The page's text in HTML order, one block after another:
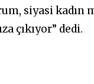
siyasi
çıkıyor” dedi.